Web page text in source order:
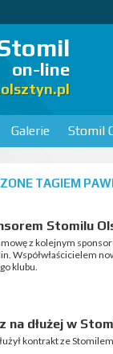
on-line
Galerie Stomil
TAGIEM
Stomilu
z kolejnym
Współwłaścicielem
klubu.
na dłużej w
kontrakt ze